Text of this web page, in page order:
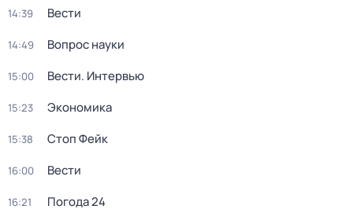
14:39 Вести
14:49 Вопрос науки
15:00 Вести. Интервью
15:23 Экономика
15:38 Стоп Фейк
16:00 Вести
16:21 Погода 24